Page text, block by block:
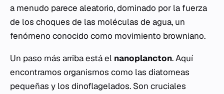
a menudo parece aleatorio, dominado por la fuerza
de los choques de las moléculas de agua, un
fenómeno conocido como movimiento browniano.
Un paso más arriba está el nanoplancton. Aquí
encontramos organismos como las diatomeas
pequeñas y los dinoflagelados. Son cruciales